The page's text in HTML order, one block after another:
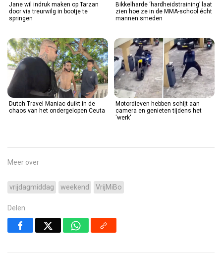
Jane wil indruk maken op Tarzan
door via treurwilg in bootje te
springen
Bikkelharde ‘hardheidstraining’ laat
zien hoe ze in de MMA-school écht
mannen smeden
Dutch Travel Maniac duikt in de
chaos van het ondergelopen Ceuta
Motordieven hebben schijt aan
camera en genieten tijdens het
'werk'
Meer over
vrijdagmiddag weekend VrijMiBo
Delen